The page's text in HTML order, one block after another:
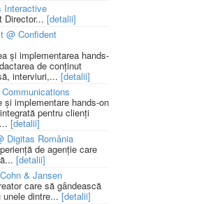
Interactive
Director... [detalii]
@ Confident
și implementarea hands-
de conținut
interviuri,... [detalii]
și implementare hands-on
pentru clienți
[detalii]
Digitas România
de agenție care
[detalii]
& Jansen
care să gândească
dintre... [detalii]